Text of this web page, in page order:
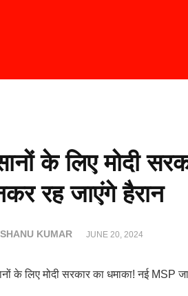
के लिए मोदी
रह जाएंगे हैरान
SHANU KUMAR JUNE 20, 2024